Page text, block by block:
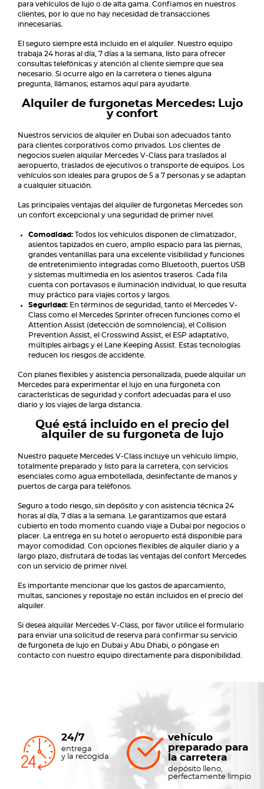
para vehículos de lujo o de alta gama. Confiamos en nuestros
clientes, por lo que no hay necesidad de transacciones
innecesarias.
El seguro siempre está incluido en el alquiler. Nuestro equipo
trabaja 24 horas al día, 7 días a la semana, listo para ofrecer
consultas telefónicas y atención al cliente siempre que sea
necesario. Si ocurre algo en la carretera o tienes alguna
pregunta, llámanos; estamos aquí para ayudarte.
Alquiler de furgonetas Mercedes: Lujo
y confort
Nuestros servicios de alquiler en Dubai son adecuados tanto
para clientes corporativos como privados. Los clientes de
negocios suelen alquilar Mercedes V-Class para traslados al
aeropuerto, traslados de ejecutivos o transporte de equipos. Los
vehículos son ideales para grupos de 5 a 7 personas y se adaptan
a cualquier situación.
Las principales ventajas del alquiler de furgonetas Mercedes son
un confort excepcional y una seguridad de primer nivel.
Comodidad: Todos los vehículos disponen de climatizador,
asientos tapizados en cuero, amplio espacio para las piernas,
grandes ventanillas para una excelente visibilidad y funciones
de entretenimiento integradas como Bluetooth, puertos USB
y sistemas multimedia en los asientos traseros. Cada fila
cuenta con portavasos e iluminación individual, lo que resulta
muy práctico para viajes cortos y largos.
Seguridad: En términos de seguridad, tanto el Mercedes V-
Class como el Mercedes Sprinter ofrecen funciones como el
Attention Assist (detección de somnolencia), el Collision
Prevention Assist, el Crosswind Assist, el ESP adaptativo,
múltiples airbags y el Lane Keeping Assist. Estas tecnologías
reducen los riesgos de accidente.
Con planes flexibles y asistencia personalizada, puede alquilar un
Mercedes para experimentar el lujo en una furgoneta con
características de seguridad y confort adecuadas para el uso
diario y los viajes de larga distancia.
Qué está incluido en el precio del
alquiler de su furgoneta de lujo
Nuestro paquete Mercedes V-Class incluye un vehículo limpio,
totalmente preparado y listo para la carretera, con servicios
esenciales como agua embotellada, desinfectante de manos y
puertos de carga para teléfonos.
Seguro a todo riesgo, sin depósito y con asistencia técnica 24
horas al día, 7 días a la semana. Le garantizamos que estará
cubierto en todo momento cuando viaje a Dubai por negocios o
placer. La entrega en su hotel o aeropuerto está disponible para
mayor comodidad. Con opciones flexibles de alquiler diario y a
largo plazo, disfrutará de todas las ventajas del confort Mercedes
con un servicio de primer nivel.
Es importante mencionar que los gastos de aparcamiento,
multas, sanciones y repostaje no están incluidos en el precio del
alquiler.
Si desea alquilar Mercedes V-Class, por favor utilice el formulario
para enviar una solicitud de reserva para confirmar su servicio
de furgoneta de lujo en Dubai y Abu Dhabi, o póngase en
contacto con nuestro equipo directamente para disponibilidad.
24/7
entrega
y la recogida
vehículo
preparado para
la carretera
depósito lleno,
perfectamente limpio